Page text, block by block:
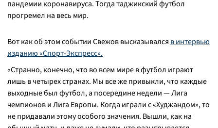
пандемии коронавируса. Тогда таджикский футбол
прогремел на весь мир.
Вот как об этом событии Свежов высказывался в интервью
изданию «Спорт-Экспресс».
«Странно, конечно, что во всем мире в футбол играют
лишь в четырех странах. Мы все же привыкли, что каждые
выходные был футбол, а посередине недели — Лига
чемпионов и Лига Европы. Когда играли с «Худжандом», то
не придавали этому особого значения. Вышли, как на